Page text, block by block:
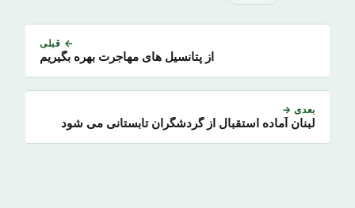
← قبلی
از پتانسیل های مهاجرت بهره بگیریم
بعدی →
لبنان آماده استقبال از گردشگران تابستانی می شود